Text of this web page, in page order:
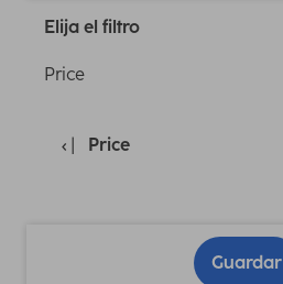
Elija el filtro
Price
Price
Guardar